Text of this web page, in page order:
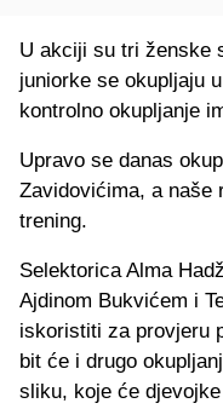
U akciji su tri ženske
juniorke se okupljaju
kontrolno okupljanje
Upravo se danas
Zavidovićima, a naše
trening.
Selektorica Alma
Ajdinom Bukvićem i
iskoristiti za provjeru
bit će i drugo
sliku, koje će